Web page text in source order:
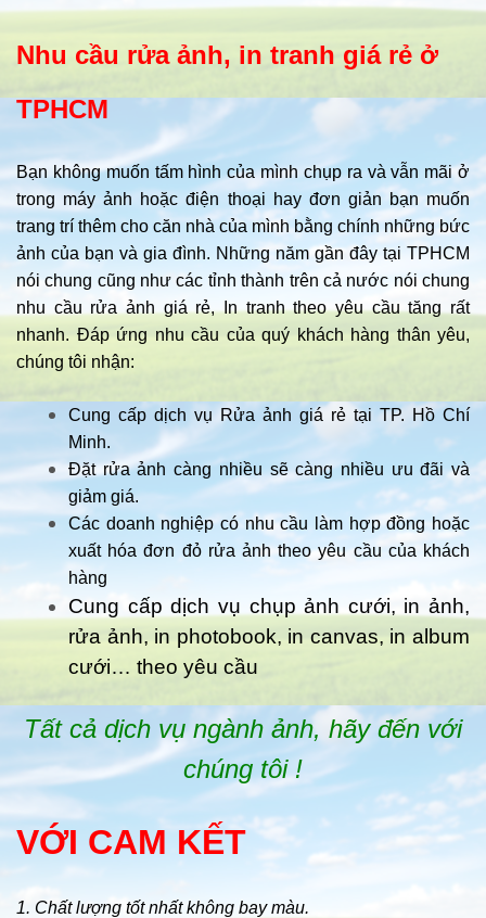
Nhu cầu rửa ảnh, in tranh giá rẻ ở
TPHCM
Bạn không muốn tấm hình của mình chụp ra và vẫn mãi ở
trong máy ảnh hoặc điện thoại hay đơn giản bạn muốn
trang trí thêm cho căn nhà của mình bằng chính những bức
ảnh của bạn và gia đình. Những năm gần đây tại TPHCM
nói chung cũng như các tỉnh thành trên cả nước nói chung
nhu cầu rửa ảnh giá rẻ, In tranh theo yêu cầu tăng rất
nhanh. Đáp ứng nhu cầu của quý khách hàng thân yêu,
chúng tôi nhận:
Cung cấp dịch vụ Rửa ảnh giá rẻ tại TP. Hồ Chí
Minh.
Đặt rửa ảnh càng nhiều sẽ càng nhiều ưu đãi và
giảm giá.
Các doanh nghiệp có nhu cầu làm hợp đồng hoặc
xuất hóa đơn đỏ rửa ảnh theo yêu cầu của khách
hàng
Cung cấp dịch vụ chụp ảnh cưới, in ảnh,
rửa ảnh, in photobook, in canvas, in album
cưới… theo yêu cầu
Tất cả dịch vụ ngành ảnh, hãy đến với
chúng tôi !
VỚI CAM KẾT
1. Chất lượng tốt nhất không bay màu.